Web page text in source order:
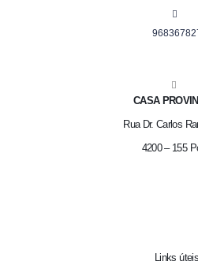
CASA
Rua Dr. Carlos
4200 – 155
Links úteis